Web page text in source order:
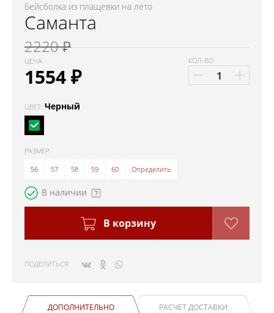
Бейсболка из плащевки на лето
Саманта
2220 ₽
ЦЕНА
1554₽
КОЛ-ВО
ЦВЕТ: Черный
РАЗМЕР:
56
57 58 59 60 Определить
В наличии
В корзину
ПОДЕЛИТЬСЯ
ДОПОЛНИТЕЛЬНО РАСЧЕТ ДОСТАВКИ